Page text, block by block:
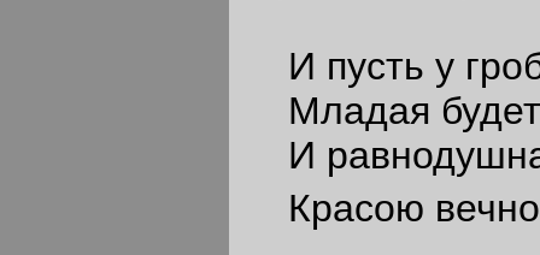
И пусть у
Младая
И
Красою